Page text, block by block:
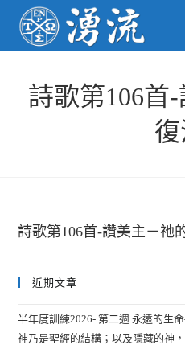
content
詩歌第106首
詩歌第106首-讚美主－祂
近期文章
半年度訓練2026- 第二週 永遠的生
神乃是聖經的結構；以及隱藏的神